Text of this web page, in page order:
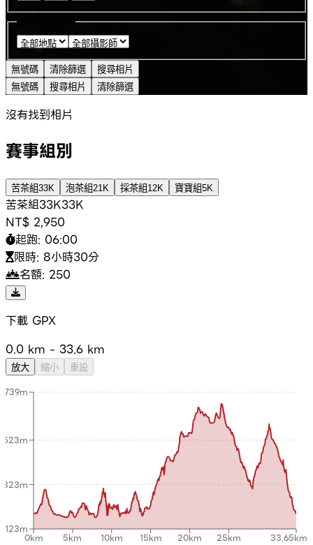
無號碼 清除篩選
搜尋相片
無號碼
搜尋相片 清除篩選
沒有找到相片
賽事組別
苦茶組33K 泡茶組21K 採茶組12K 寶寶組5K
苦茶組33K33K
NT$ 2,950
起跑: 06:00
限時: 8小時30分
名額: 250
+
−
下載 GPX
0.0 km - 33.6 km
放大 縮小 重設
0km 5km 10km 15km 20km 25km 33.65km
123m
323m
523m
739m